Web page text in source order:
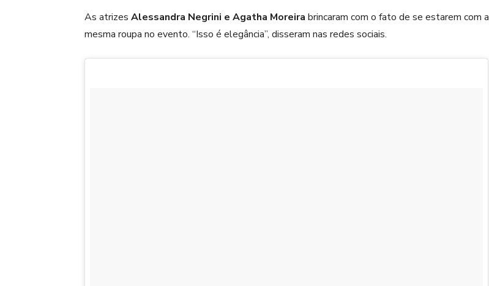
As atrizes Alessandra Negrini e Agatha Moreira brincaram com o fato de se estarem com a
mesma roupa no evento. “Isso é elegância”, disseram nas redes sociais.